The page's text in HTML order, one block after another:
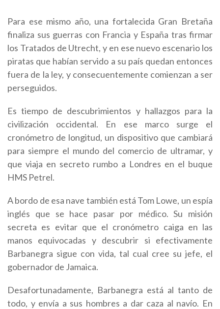
Para ese mismo año, una fortalecida Gran Bretaña
finaliza sus guerras con Francia y España tras firmar
los Tratados de Utrecht, y en ese nuevo escenario los
piratas que habían servido a su país quedan entonces
fuera de la ley, y consecuentemente comienzan a ser
perseguidos.
Es tiempo de descubrimientos y hallazgos para la
civilización occidental. En ese marco surge el
cronómetro de longitud, un dispositivo que cambiará
para siempre el mundo del comercio de ultramar, y
que viaja en secreto rumbo a Londres en el buque
HMS Petrel.
A bordo de esa nave también está Tom Lowe, un espía
inglés que se hace pasar por médico. Su misión
secreta es evitar que el cronómetro caiga en las
manos equivocadas y descubrir si efectivamente
Barbanegra sigue con vida, tal cual cree su jefe, el
gobernador de Jamaica.
Desafortunadamente, Barbanegra está al tanto de
todo, y envía a sus hombres a dar caza al navío. En